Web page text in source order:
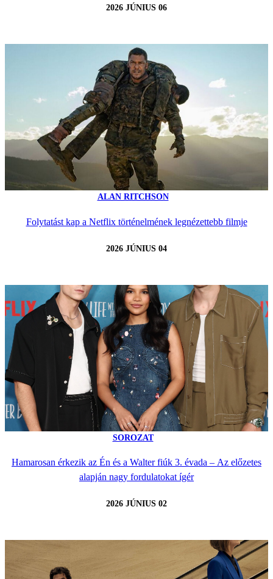
2026 JÚNIUS 06
ALAN RITCHSON
Folytatást kap a Netflix történelmének legnézettebb filmje
2026 JÚNIUS 04
SOROZAT
Hamarosan érkezik az Én és a Walter fiúk 3. évada – Az előzetes
alapján nagy fordulatokat ígér
2026 JÚNIUS 02